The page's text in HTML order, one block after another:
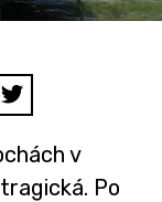
v
Po